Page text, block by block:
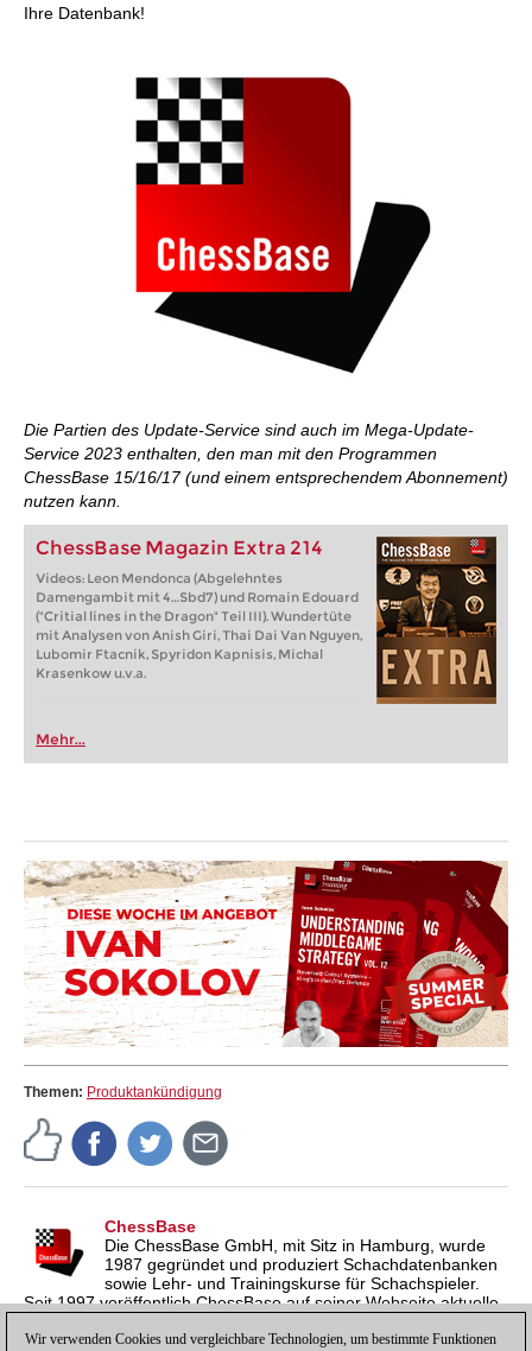
Ihre Datenbank!
Die Partien des Update-Service sind auch im Mega-Update-
Service 2023 enthalten, den man mit den Programmen
ChessBase 15/16/17 (und einem entsprechendem Abonnement)
nutzen kann.
ChessBase Magazin Extra 214
Videos: Leon Mendonca (Abgelehntes
Damengambit mit 4…Sbd7) und Romain Edouard
("Critial lines in the Dragon" Teil III). Wundertüte
mit Analysen von Anish Giri, Thai Dai Van Nguyen,
Lubomir Ftacnik, Spyridon Kapnisis, Michal
Krasenkow u.v.a.
Mehr...
Themen: Produktankündigung
ChessBase
Die ChessBase GmbH, mit Sitz in Hamburg, wurde
1987 gegründet und produziert Schachdatenbanken
sowie Lehr- und Trainingskurse für Schachspieler.
Seit 1997 veröffentlich ChessBase auf seiner Webseite aktuelle
inzwischen in vier Sprachen und gilt weltweit als wichtigste
Wir verwenden Cookies und vergleichbare Technologien, um bestimmte Funktionen